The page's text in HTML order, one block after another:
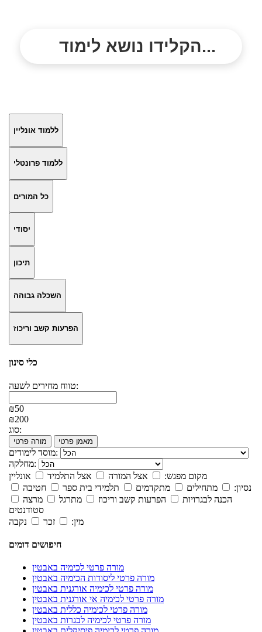
הקלידו נושא לימוד...
ללמוד אונליין
ללמוד פרונטלי
כל המורים
יסודי
תיכון
השכלה גבוהה
הפרעות קשב וריכוז
כלי סינון
טווח מחירים לשעה:
₪50
₪200
סוג:
מורה פרטי מאמן פרטי
מוסד לימודים:
מחלקה:
מקום מפגש:
אצל המורה אצל התלמיד
אונליין
נסיון:
מתחילים מתקדמים תלמידי בית ספר
חטיבה
הכנה לבגרויות
הפרעות קשב וריכוז מתרגל
מרצה
סטודנטים
מין:
זכר נקבה
חיפושים דומים
מורה פרטי לכימיה באבטין
מורה פרטי ליסודות הכימיה באבטין
מורה פרטי לכימיה אורגנית באבטין
מורה פרטי לכימיה אי אורגנית באבטין
מורה פרטי לכימיה כללית באבטין
מורה פרטי לכימיה לבגרות באבטין